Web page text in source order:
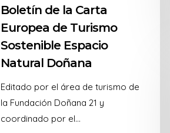
Boletín de la Carta
Europea de Turismo
Sostenible Espacio
Natural Doñana
Editado por el área de turismo de
la Fundación Doñana 21 y
coordinado por el…